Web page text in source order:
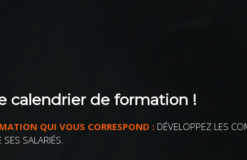
calendrier de formation !
QUI VOUS CORRESPOND : DÉVELOPPEZ LES
SALARIÉS.